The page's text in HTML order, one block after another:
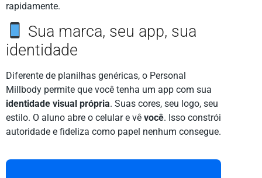
rapidamente.
Sua marca, seu app, sua
identidade
Diferente de planilhas genéricas, o Personal
Millbody permite que você tenha um app com sua
identidade visual própria. Suas cores, seu logo, seu
estilo. O aluno abre o celular e vê você. Isso constrói
autoridade e fideliza como papel nenhum consegue.